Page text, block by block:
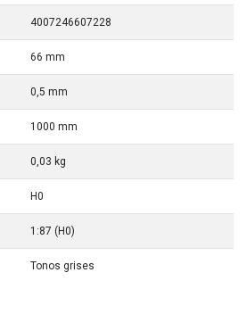
4007246607228
66 mm
0,5 mm
1000 mm
0,03 kg
H0
1:87 (H0)
Tonos grises